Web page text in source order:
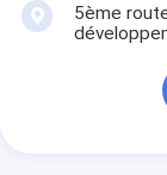
5ème